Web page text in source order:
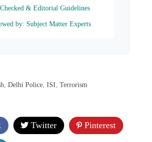
& Editorial Guidelines
by: Subject Matter Experts
, Delhi Police, ISI, Terrorism
Twitter Pinterest